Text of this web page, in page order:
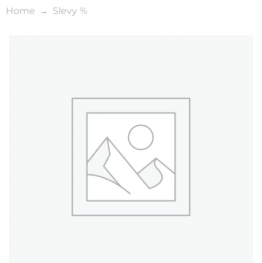
Home Slevy %